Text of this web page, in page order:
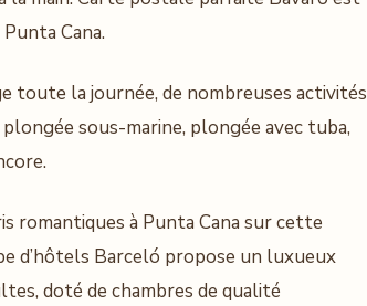
Cana.
toute la journée, de nombreuses activités
sous-marine, plongée avec tuba,
romantiques à Punta Cana sur cette
d’hôtels Barceló propose un luxueux
doté de chambres de qualité